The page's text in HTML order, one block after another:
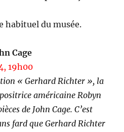
habituel du musée.
Cage
19h00
« Gerhard Richter », la
américaine Robyn
de John Cage. C’est
fard que Gerhard Richter